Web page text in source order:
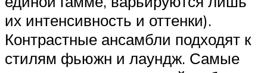
их интенсивность и оттенки).
Контрастные ансамбли подходят к
стилям фьюжн и лаундж. Самые